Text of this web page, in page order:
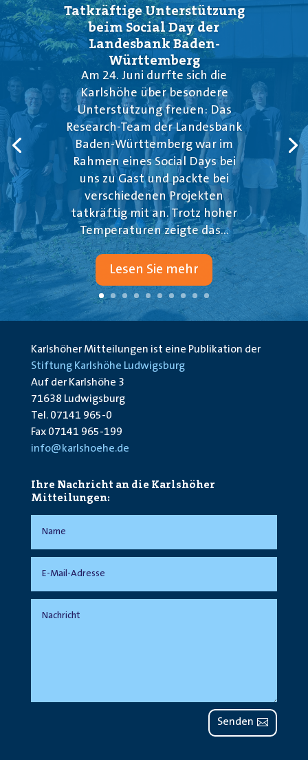
Tatkräftige Unterstützung
beim Social Day der
Landesbank Baden-
Württemberg
Am 24. Juni durfte sich die
Karlshöhe über besondere
Unterstützung freuen: Das
Research-Team der Landesbank
Baden-Württemberg war im
Rahmen eines Social Days bei
uns zu Gast und packte bei
verschiedenen Projekten
tatkräftig mit an. Trotz hoher
Temperaturen zeigte das...
Lesen Sie mehr
Karlshöher Mitteilungen ist eine Publikation der
Stiftung Karlshöhe Ludwigsburg
Auf der Karlshöhe 3
71638 Ludwigsburg
Tel. 07141 965-0
Fax 07141 965-199
info@karlshoehe.de
Ihre Nachricht an die Karlshöher
Mitteilungen:
Senden